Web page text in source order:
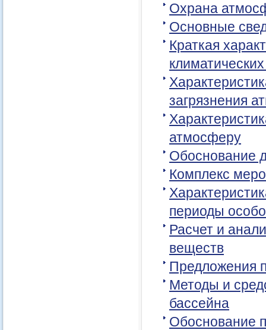
Охрана
Основные
Краткая
загрязнения
атмосферу
Обоснование
Комплекс
периоды
Расчет и
веществ
Предложения
Методы и
бассейна
Обоснование